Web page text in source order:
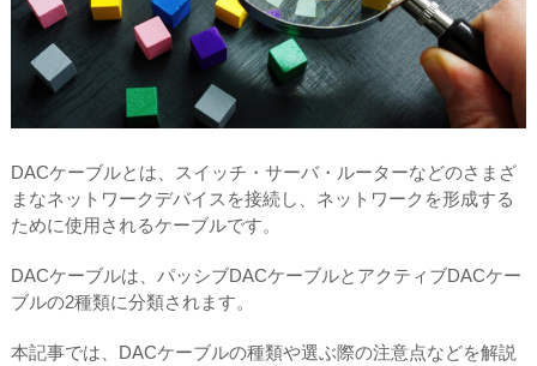
DACケーブルとは、スイッチ・サーバ・ルーターなどのさまざ
まなネットワークデバイスを接続し、ネットワークを形成する
ために使用されるケーブルです。
DACケーブルは、パッシブDACケーブルとアクティブDACケー
ブルの2種類に分類されます。
本記事では、DACケーブルの種類や選ぶ際の注意点などを解説